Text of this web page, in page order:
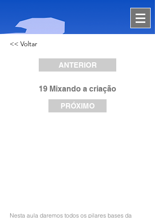
<< Voltar
ANTERIOR
19 Mixando a criação
PRÓXIMO
Nesta aula daremos todos os pilares bases da